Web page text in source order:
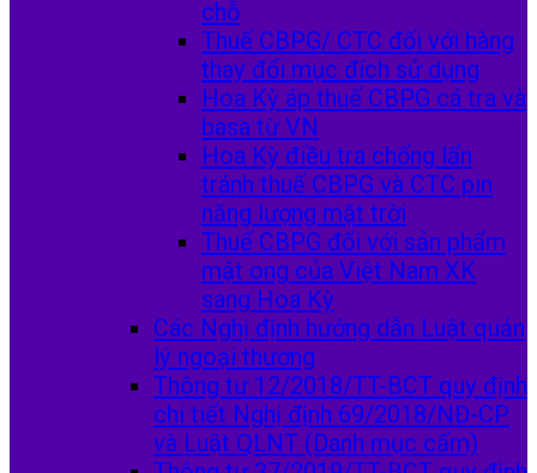
chỗ
Thuế CBPG/ CTC đối với hàng
thay đổi mục đích sử dụng
Hoa Kỳ áp thuế CBPG cá tra và
basa từ VN
Hoa Kỳ điều tra chống lẩn
tránh thuế CBPG và CTC pin
năng lượng mặt trời
Thuế CBPG đối với sản phẩm
mật ong của Việt Nam XK
sang Hoa Kỳ
Các Nghị định hướng dẫn Luật quản
lý ngoại thương
Thông tư 12/2018/TT-BCT quy định
chi tiết Nghị định 69/2018/NĐ-CP
và Luật QLNT (Danh mục cấm)